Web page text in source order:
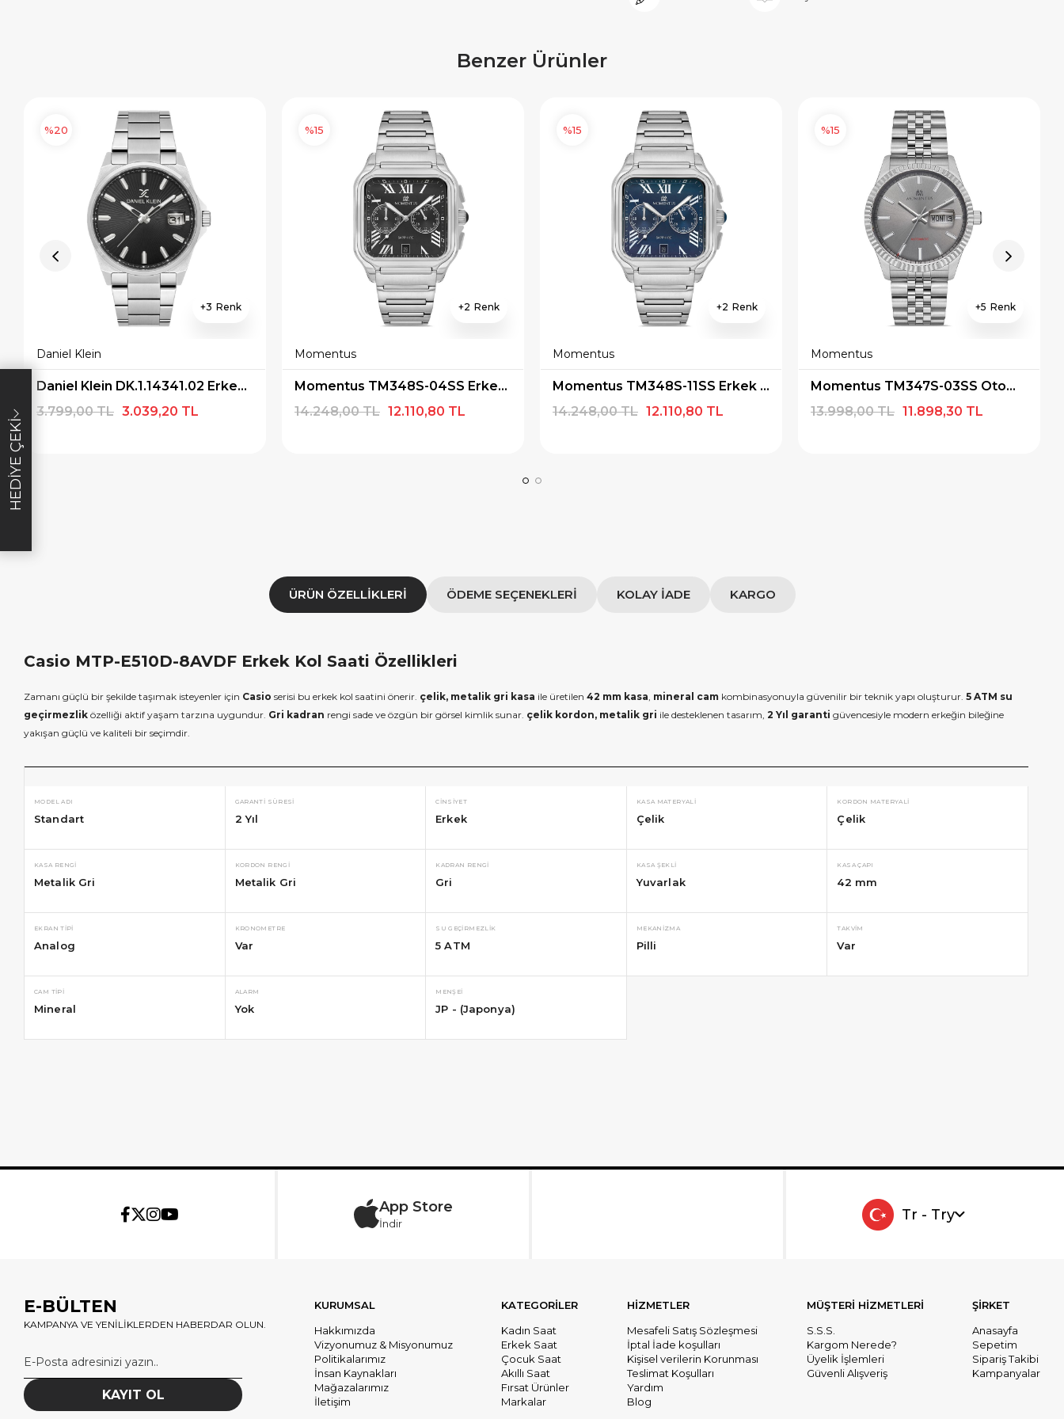
Benzer Ürünler
3
Daniel Klein
Daniel Klein DK.1.14341.02 Erkek Kol Saati
3.039,20 TL
3.799,00 TL
%20
2
Momentus
Momentus TM348S-04SS Erkek Kol Saati
12.110,80 TL
14.248,00 TL
%15
2
Momentus
Momentus TM348S-11SS Erkek Kol Saati
12.110,80 TL
14.248,00 TL
%15
5
Momentus
Momentus TM347S-03SS Otomatik Erkek Kol Saati
11.898,30 TL
13.998,00 TL
%15
ÜRÜN ÖZELLIKLERI ÖDEME SEÇENEKLERI KOLAY İADE KARGO
Casio MTP-E510D-8AVDF Erkek Kol Saati Özellikleri
Zamanı güçlü bir şekilde taşımak isteyenler için Casio serisi bu erkek kol saatini önerir. çelik, metalik gri kasa ile üretilen 42 mm kasa, mineral cam kombinasyonuyla güvenilir bir teknik yapı oluşturur. 5 ATM su
geçirmezlik özelliği aktif yaşam tarzına uygundur. Gri kadran rengi sade ve özgün bir görsel kimlik sunar. çelik kordon, metalik gri ile desteklenen tasarım, 2 Yıl garanti güvencesiyle modern erkeğin bileğine
yakışan güçlü ve kaliteli bir seçimdir.
MODEL ADI
Standart
GARANTI SÜRESI
2 Yıl
CINSIYET
Erkek
KASA MATERYALI
Çelik
KORDON MATERYALI
Çelik
KASA RENGI
Metalik Gri
KORDON RENGI
Metalik Gri
KADRAN RENGI
Gri
KASA ŞEKLI
Yuvarlak
KASA ÇAPI
42 mm
EKRAN TIPI
Analog
KRONOMETRE
Var
SU GEÇIRMEZLIK
5 ATM
MEKANIZMA
Pilli
TAKVIM
Var
CAM TIPI
Mineral
ALARM
Yok
MENŞEI
JP - (Japonya)
App Store
İndir
Tr - Try
E-BÜLTEN
KAMPANYA VE YENİLİKLERDEN HABERDAR OLUN.
KAYIT OL
KURUMSAL
Hakkımızda
Vizyonumuz & Misyonumuz
Politikalarımız
İnsan Kaynakları
Mağazalarımız
İletişim
KATEGORİLER
Kadın Saat
Erkek Saat
Çocuk Saat
Akıllı Saat
Fırsat Ürünler
Markalar
HİZMETLER
Mesafeli Satış Sözleşmesi
İptal İade koşulları
Kişisel verilerin Korunması
Teslimat Koşulları
Yardım
Blog
MÜŞTERİ HİZMETLERİ
S.S.S.
Kargom Nerede?
Üyelik İşlemleri
Güvenli Alışveriş
ŞİRKET
Anasayfa
Sepetim
Sipariş Takibi
Kampanyalar
HEDIYE ÇEKI
özel
Çeki
× SEPETTE İNDİRİM
19.999 TL üzeri alışverişe özel
SEPETTE İNDİRİM
4.999 TL üzeri alışverişe özel 500
× SEPETTE İNDİRİM
9.999 TL üzeri alışverişe özel
×
HEDIYE1000